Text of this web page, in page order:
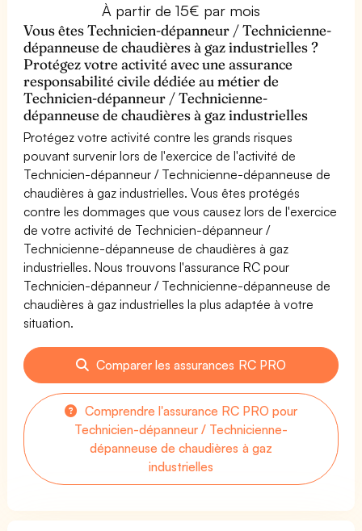
À partir de 15€ par mois
Vous êtes Technicien-dépanneur / Technicienne-
dépanneuse de chaudières à gaz industrielles ?
Protégez votre activité avec une assurance
responsabilité civile dédiée au métier de
Technicien-dépanneur / Technicienne-
dépanneuse de chaudières à gaz industrielles
Protégez votre activité contre les grands risques
pouvant survenir lors de l'exercice de l'activité de
Technicien-dépanneur / Technicienne-dépanneuse de
chaudières à gaz industrielles. Vous êtes protégés
contre les dommages que vous causez lors de l'exercice
de votre activité de Technicien-dépanneur /
Technicienne-dépanneuse de chaudières à gaz
industrielles. Nous trouvons l'assurance RC pour
Technicien-dépanneur / Technicienne-dépanneuse de
chaudières à gaz industrielles la plus adaptée à votre
situation.
Comparer les assurances RC PRO
Comprendre l'assurance RC PRO pour
Technicien-dépanneur / Technicienne-
dépanneuse de chaudières à gaz
industrielles